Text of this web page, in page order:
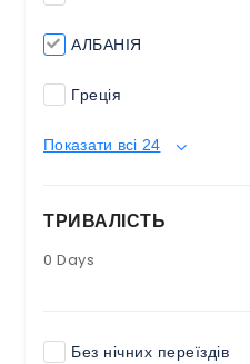
АЛБАНІЯ
Греція
Показати всі 24
ТРИВАЛІСТЬ
0 Days
Без нічних переїздів